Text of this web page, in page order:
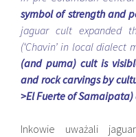
symbol of strength and
jaguar cult expanded
(‘Chavin’ in local dialect
(and puma) cult is
and rock carvings by
>El Fuerte of Samaipata)
Inkowie uważali